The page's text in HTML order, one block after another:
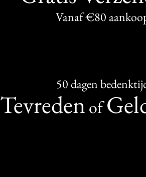
Vanaf €80
50 dagen
Tevredenof